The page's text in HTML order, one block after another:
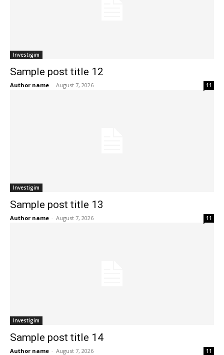
Investigim
Sample post title 12
Author name - August 7, 2026 11
Investigim
Sample post title 13
Author name - August 7, 2026 11
Investigim
Sample post title 14
Author name - August 7, 2026 11